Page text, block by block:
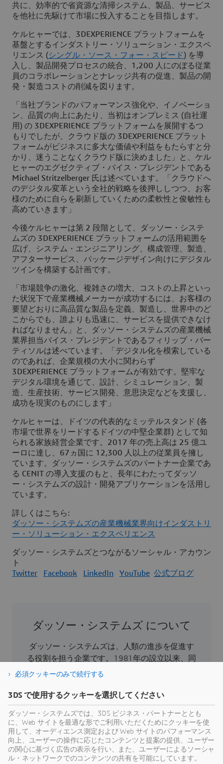
共に、効率的で省資源な清掃システム、製品、サービス
を他社に先駆けて市場に投入することを目指します。
ケルヒャーでは、3DEXPERIENCE プラットフォームを
基盤とするインダストリー・ソリューション・エクスペ
リエンス (シングル・ソース・フォー・スピード) を導
入し、製品開発プロセスの統合、1,200 人にのぼる従業
員のコラボレーションとナレッジ共有の促進、製品の開
発・製造コストの削減を図ります。
「当社ブランドのパフォーマンス強化や、イノベーショ
ン、品質の向上にあたり、当初はオンプレミス (自社運
用) の 3DEXPERIENCE プラットフォームを展開するつ
もりでしたが、クラウド版の 3DEXPERIENCE プラット
フォームがビジネスに多大な価値や利益をもたらすと分
かり、迷うことなくクラウド版に決めました」と、ケル
ヒャーのエグゼクティブ・バイス・プレジデントである
Michael Stritzelberger 氏は述べています。「クラウドへ
のデジタル変革という全社的戦略を後押ししつつ、お客
様のために自らを刷新していくための柔軟性と俊敏性も
高めていきます」
今後ケルヒャーは第 2 段階として、ダッソー・システ
ムズの 3DEXPERIENCE プラットフォームの活用範囲を
広げ、システム・エンジニアリング、構成管理、製造、
アフターサービス、パッケージデザイン向けにデジタル
ツインを構築する計画です。
「市場競争の激化、複雑さの増大、コストの上昇といっ
た状況下で産業機械メーカーが成功するには、お客様の
要望どおりに高品質な製品を定義、製造し、世界中のど
こからでも、誰よりも迅速に、サービスを提供できなけ
ればなりません」と、ダッソー・システムズの産業機械
業界担当バイス・プレジデントであるフィリップ・バー
ティソルは述べています。「デジタル化を模索している
のであれば、企業規模の大小に関わらず
3DEXPERIENCE プラットフォームが有効です。堅牢な
デジタル環境を通じて、設計、シミュレーション、製
造、生産技術、サービス開発、意思決定などを支援し、
成功を現実のものにします」
ケルヒャーは、ドイツの代表的なミッテルスタンド (各
市場で世界をリードするドイツの中堅企業群) として知
られる家族経営企業です。2017 年の売上高は 25 億ユ
ーロに達し、67ヵ国に 12,300 人以上の従業員を擁し
ています。ダッソー・システムズのパートナー企業であ
る CENIT の導入支援のもと、長年にわたってダッソ
ー・システムズの設計・開発アプリケーションを活用し
ています。
詳しくはこちら:
ダッソー・システムズの産業機械業界向けインダストリ
ー・ソリューション・エクスペリエンス
ダッソー・システムズとつながるソーシャル・アカウン
ト
Twitter
Facebook LinkedIn YouTube 公式ブログ
ダッソー・システムズ について
ダッソー・システムズは、人類の進歩を促進す
る役割を担う企業です。1981年の設立以来、同
社はバーチャル世界を開拓し、消費者、患者、
向へと導いてきました。ダッソー・システムズ
の3DEXPERIENCEプラットフォームでは、AIを搭
載した科学的根拠に基づくバーチャルツインに
より、あらゆる規模・業界の39万のお客様が協
力し、製品やサービスを創出、製造することで
持続可能な革新を生み出し、社会に対して意義
必須クッキーのみで続行する
3DS で使用するクッキーを選択してください
ダッソー・システムズでは、3DS ビジネス・パートナーととも
に、Web サイトを最適な形でご利用いただくためにクッキーを使
用して、オーディエンス測定および Web サイトのパフォーマンス
向上、ユーザーの操作に応じたコンテンツと提案の提供、ユーザー
の関心に基づく広告の表示を行い、また、ユーザーによるソーシャ
ル・ネットワークでのコンテンツの共有を可能にしています。